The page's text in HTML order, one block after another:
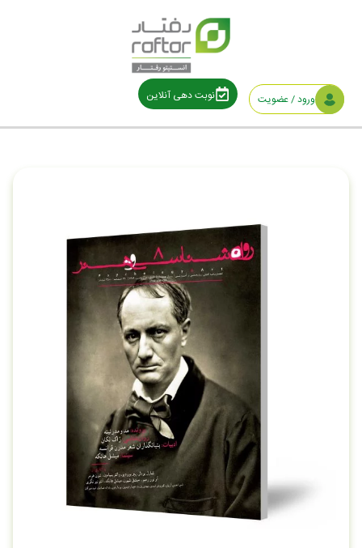
ورود / عضویت نوبت دهی آنلاین
خانه/فصلنامه ها/ فصلنامه روان‌شناسی‌وهنر شماره ۸